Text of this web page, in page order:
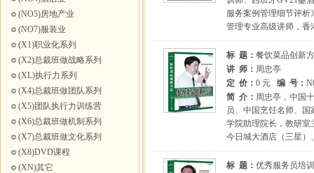
(NO5)房地产业
(NO7)服装业
(X1)职业化系列
(X2)总裁班做战略系列
(XL)执行力系列
(X4)总裁班做团队系列
(X5)团队执行力训练营
(X6)总裁班做机制系列
(X7)总裁班做文化系列
(X8)DVD课程
(XN)其它
服务案例管理细节评
管理专业高级讲师，香
标 题： 餐饮菜品创新
讲 师： 周忠亭
定 价： 0 元 编 号：
简 介： 周忠亭，中国
员、中国烹饪名师、
学院助理院长，教研室
今日城大酒店（三星）
标 题： 优秀服务员培